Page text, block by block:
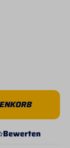
Bewerten